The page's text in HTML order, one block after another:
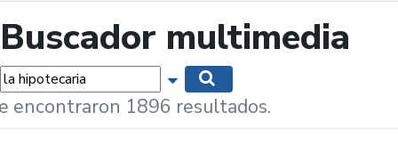
Buscador multimedia
Mostrar opciones de búsqueda
encontraron 1896 resultados.